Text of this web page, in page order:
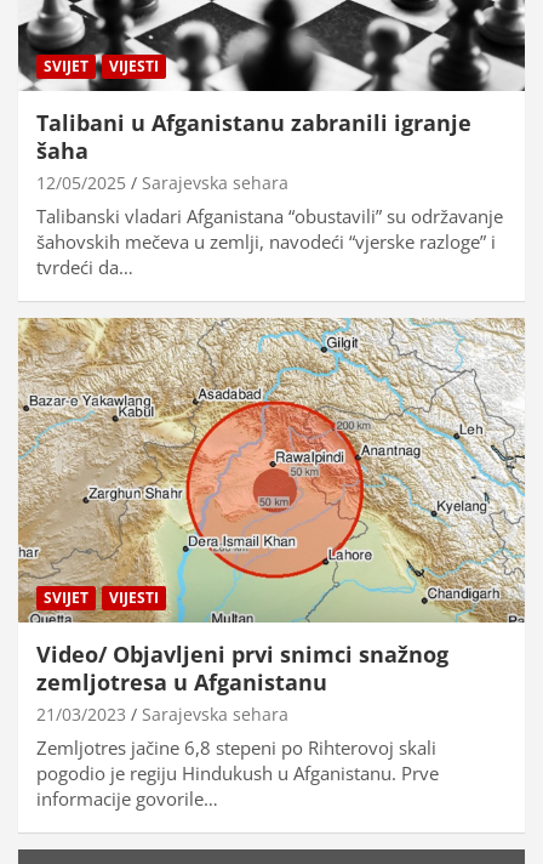
SVIJET VIJESTI
Talibani u Afganistanu zabranili igranje
šaha
12/05/2025 Sarajevska sehara
Talibanski vladari Afganistana “obustavili” su održavanje
šahovskih mečeva u zemlji, navodeći “vjerske razloge” i
tvrdeći da…
SVIJET VIJESTI
Video/ Objavljeni prvi snimci snažnog
zemljotresa u Afganistanu
21/03/2023 Sarajevska sehara
Zemljotres jačine 6,8 stepeni po Rihterovoj skali
pogodio je regiju Hindukush u Afganistanu. Prve
informacije govorile…